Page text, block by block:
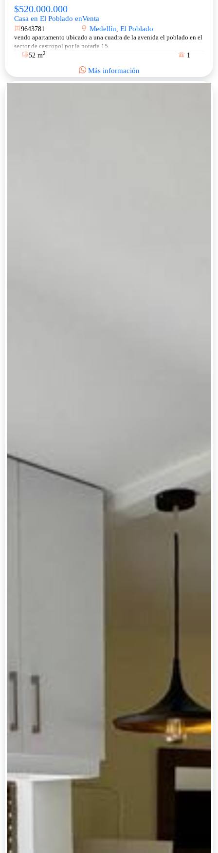
$520.000.000
Casa en El Poblado enVenta
9643781 Medellín, El Poblado
vendo apartamento ubicado a una cuadra de la avenida el poblado en el
sector de castropol por la notaria 15.
52 m2 1
Más información